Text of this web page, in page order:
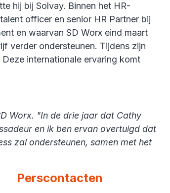
hij bij Solvay. Binnen het HR-
officer en senior HR Partner bij
en waarvan SD Worx eind maart
verder ondersteunen. Tijdens zijn
internationale ervaring komt
Worx. "In de drie jaar dat Cathy
en ik ben ervan overtuigd dat
zal ondersteunen, samen met het
Perscontacten